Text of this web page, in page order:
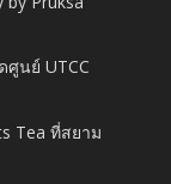
นย์ UTCC
Tea ที่สยาม